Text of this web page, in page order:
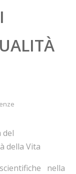
del
della Vita
nella